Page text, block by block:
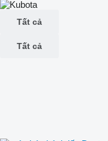
Tất cả
Tất cả